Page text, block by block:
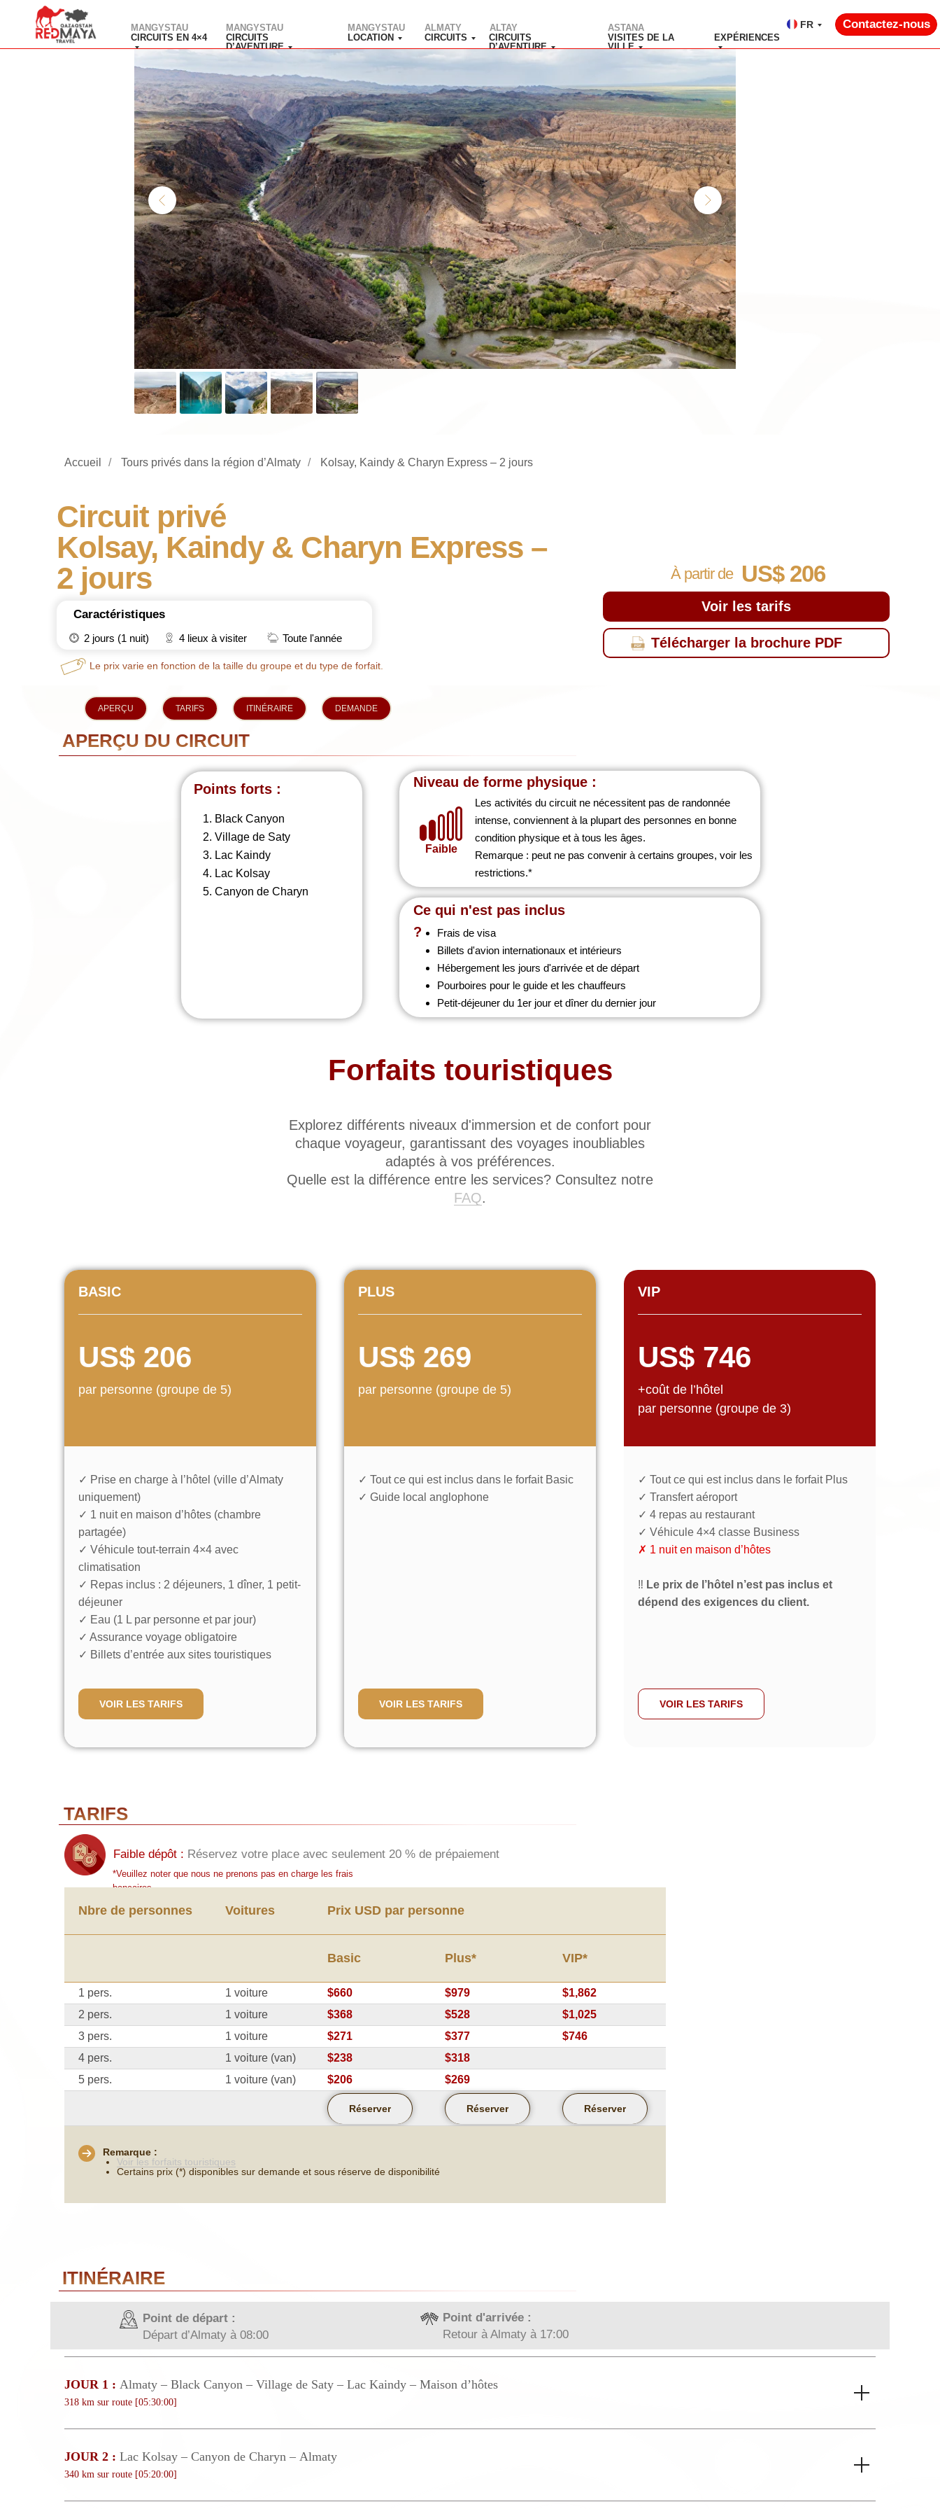
Contactez-nous
CIRCUITS EN 4×4
MANGYSTAU
CIRCUITS
D’AVENTURE
MANGYSTAU
LOCATION
MANGYSTAU
ALTAY
CIRCUITS
D’AVENTURE
ASTANA
VISITES DE LA
VILLE
EXPÉRIENCES
ALMATY
CIRCUITS
FR
Accueil / Tours privés dans la région d’Almaty / Kolsay, Kaindy & Charyn Express – 2 jours
US$ 206
À partir de
Circuit privé
Kolsay, Kaindy & Charyn Express –
2 jours
Voir les tarifs
Caractéristiques
Télécharger la brochure PDF
Le prix varie en fonction de la taille du groupe et du type de forfait.
2 jours (1 nuit) 4 lieux à visiter Toute l'année
APERÇU TARIFS ITINÉRAIRE DEMANDE
Points forts :
Black Canyon
Village de Saty
Lac Kaindy
Lac Kolsay
Canyon de Charyn
APERÇU DU CIRCUIT
Faible
Ce qui n'est pas inclus
?
Frais de visa
Billets d'avion internationaux et intérieurs
Hébergement les jours d'arrivée et de départ
Pourboires pour le guide et les chauffeurs
Petit-déjeuner du 1er jour et dîner du dernier jour
Niveau de forme physique :
Les activités du circuit ne nécessitent pas de randonnée
intense, conviennent à la plupart des personnes en bonne
condition physique et à tous les âges.
Remarque : peut ne pas convenir à certains groupes, voir les
restrictions.*
Forfaits touristiques
Explorez différents niveaux d'immersion et de confort pour
chaque voyageur, garantissant des voyages inoubliables
adaptés à vos préférences.
Quelle est la différence entre les services? Consultez notre
FAQ.
BASIC
US$ 206
par personne (groupe de 5)
✓ Prise en charge à l’hôtel (ville d’Almaty
uniquement)
✓ 1 nuit en maison d’hôtes (chambre
partagée)
✓ Véhicule tout-terrain 4×4 avec
climatisation
✓ Repas inclus : 2 déjeuners, 1 dîner, 1 petit-
déjeuner
✓ Eau (1 L par personne et par jour)
✓ Assurance voyage obligatoire
✓ Billets d’entrée aux sites touristiques
VOIR LES TARIFS
PLUS
US$ 269
par personne (groupe de 5)
✓ Tout ce qui est inclus dans le forfait Basic
✓ Guide local anglophone
VOIR LES TARIFS
VIP
US$ 746
+coût de l’hôtel
par personne (groupe de 3)
✓ Tout ce qui est inclus dans le forfait Plus
✓ Transfert aéroport
✓ 4 repas au restaurant
✓ Véhicule 4×4 classe Business
✗ 1 nuit en maison d’hôtes
‼️ Le prix de l’hôtel n’est pas inclus et
dépend des exigences du client.
VOIR LES TARIFS
Faible dépôt : Réservez votre place avec seulement 20 % de prépaiement
TARIFS
*Veuillez noter que nous ne prenons pas en charge les frais
bancaires.
Nbre de personnes Voitures Prix USD par personne
Basic Plus* VIP*
1 pers. 1 voiture $660 $979
$1,862
2 pers.
1 voiture $368 $528
$1,025
3 pers.
1 voiture $271 $377
$746
4 pers.
1 voiture (van) $238
$318
5 pers.
1 voiture (van) $206 $269
Réserver Réserver Réserver
Remarque :
Voir les forfaits touristiques
Certains prix (*) disponibles sur demande et sous réserve de disponibilité
Point de départ :
Départ d’Almaty à 08:00
Point d'arrivée :
Retour à Almaty à 17:00
ITINÉRAIRE
JOUR 1 : Almaty – Black Canyon – Village de Saty – Lac Kaindy – Maison d’hôtes
318 km sur route [05:30:00]
JOUR 2 : Lac Kolsay – Canyon de Charyn – Almaty
340 km sur route [05:20:00]